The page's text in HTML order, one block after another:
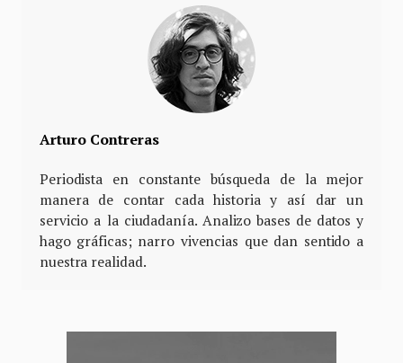
Arturo Contreras
Periodista en constante búsqueda de la mejor
manera de contar cada historia y así dar un
servicio a la ciudadanía. Analizo bases de datos y
hago gráficas; narro vivencias que dan sentido a
nuestra realidad.